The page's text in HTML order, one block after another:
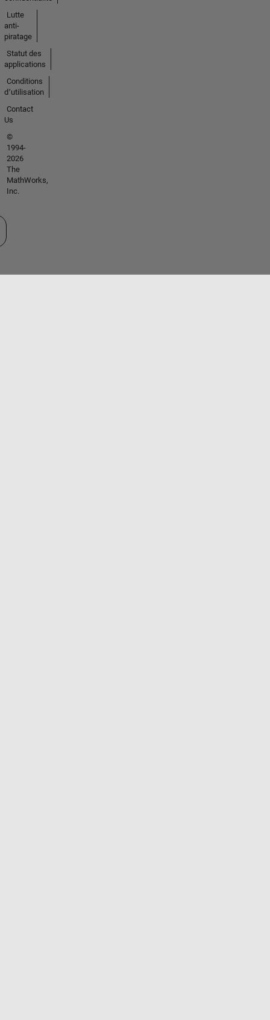
Lutte
anti-
piratage
Statut des
applications
Conditions
d՚utilisation
Contact
Us
©
1994-
2026
The
MathWorks,
Inc.
un site web